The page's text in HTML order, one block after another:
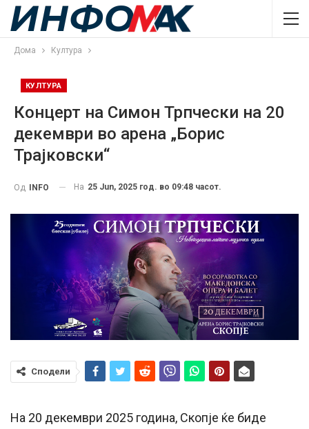
Дома Култура
КУЛТУРА
Концерт на Симон Трпчески на 20
декември во арена „Борис
Трајковски“
Од INFO На 25 Jun, 2025 год. во 09:48 часот.
Сподели
На 20 декември 2025 година, Скопје ќе биде